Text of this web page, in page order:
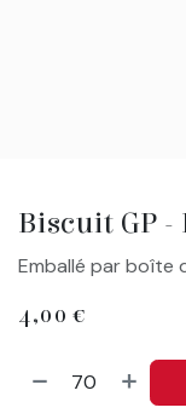
Biscuit GP -
Emballé par boîte
4,00 €